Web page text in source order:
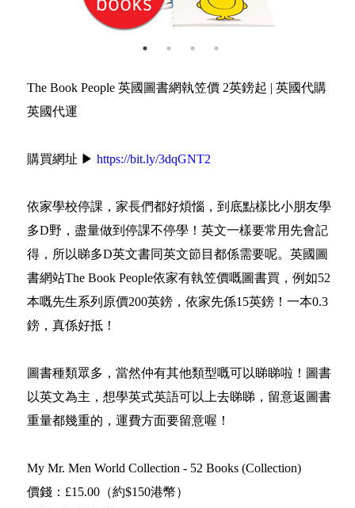
The Book People 英國圖書網執笠價 2英鎊起 | 英國代購
英國代運
購買網址 ▶ https://bit.ly/3dqGNT2
依家學校停課，家長們都好煩惱，到底點樣比小朋友學
多D野，盡量做到停課不停學！英文一樣要常用先會記
得，所以睇多D英文書同英文節目都係需要呢。英國圖
書網站The Book People依家有執笠價嘅圖書買，例如52
本嘅先生系列原價200英鎊，依家先係15英鎊！一本0.3
鎊，真係好抵！
圖書種類眾多，當然仲有其他類型嘅可以睇睇啦！圖書
以英文為主，想學英式英語可以上去睇睇，留意返圖書
重量都幾重的，運費方面要留意喔！
My Mr. Men World Collection - 52 Books (Collection)
價錢：£15.00（約$150港幣）